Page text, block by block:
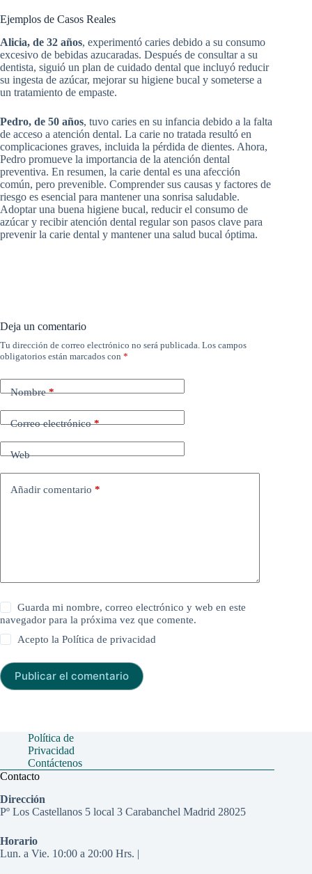
Ejemplos de Casos Reales
Alicia, de 32 años, experimentó caries debido a su consumo
excesivo de bebidas azucaradas. Después de consultar a su
dentista, siguió un plan de cuidado dental que incluyó reducir
su ingesta de azúcar, mejorar su higiene bucal y someterse a
un tratamiento de empaste.
Pedro, de 50 años, tuvo caries en su infancia debido a la falta
de acceso a atención dental. La carie no tratada resultó en
complicaciones graves, incluida la pérdida de dientes. Ahora,
Pedro promueve la importancia de la atención dental
preventiva. En resumen, la carie dental es una afección
común, pero prevenible. Comprender sus causas y factores de
riesgo es esencial para mantener una sonrisa saludable.
Adoptar una buena higiene bucal, reducir el consumo de
azúcar y recibir atención dental regular son pasos clave para
prevenir la carie dental y mantener una salud bucal óptima.
Deja un comentario
Tu dirección de correo electrónico no será publicada. Los campos
obligatorios están marcados con *
Nombre*
Correo electrónico*
Web
Añadir comentario *
Guarda mi nombre, correo electrónico y web en este
navegador para la próxima vez que comente.
Acepto laPolítica de privacidad
Publicar el comentario
Política de
Privacidad
Contáctenos
Contacto
Dirección
Pº Los Castellanos 5 local 3 Carabanchel Madrid 28025
Horario
Lun. a Vie. 10:00 a 20:00 Hrs. |